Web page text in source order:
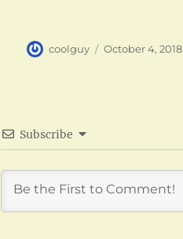
Author
coolguy
Posted
October 4, 2018
Subscribe